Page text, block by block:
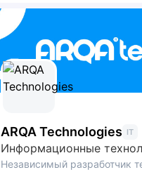
ARQA Technologies IT
Информационные
Независимый разработчик